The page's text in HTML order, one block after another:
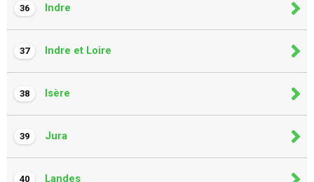
36 Indre
37 Indre et Loire
38 Isère
39 Jura
40 Landes